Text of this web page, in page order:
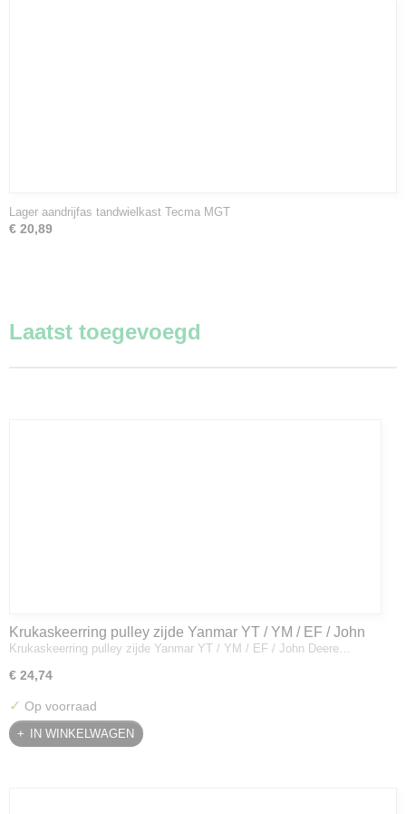
Lager aandrijfas tandwielkast Tecma MGT
€ 20,89
Laatst toegevoegd
Krukaskeerring pulley zijde Yanmar YT / YM / EF / John
Deere - 119934-01800
Krukaskeerring pulley zijde Yanmar YT / YM / EF / John Deere…
€ 24,74
✓ Op voorraad
IN WINKELWAGEN